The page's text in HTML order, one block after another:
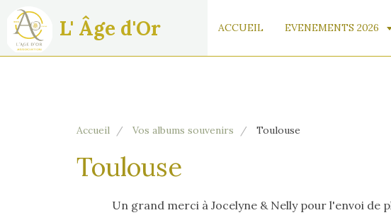
L' Âge d'Or ACCUEIL EVENEMENTS 2026
Accueil Vos albums souvenirs Toulouse
Toulouse
Un grand merci à Jocelyne & Nelly pour l'envoi de